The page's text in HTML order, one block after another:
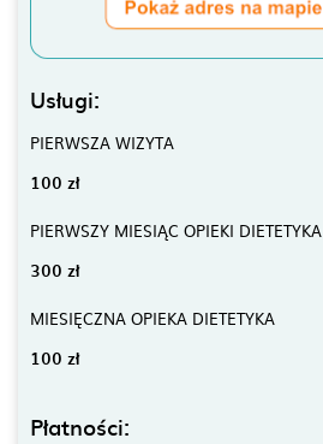
Usługi:
PIERWSZA WIZYTA
100 zł
PIERWSZY MIESIĄC OPIEKI DIETETYKA
300 zł
MIESIĘCZNA OPIEKA DIETETYKA
100 zł
Płatności: